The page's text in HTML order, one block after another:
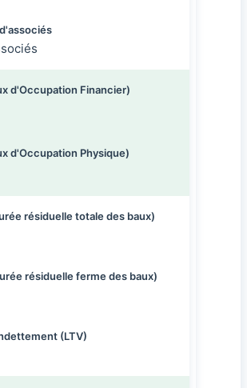
d'Occupation Financier)
d'Occupation Physique)
résiduelle totale des baux)
résiduelle ferme des baux)
(LTV)